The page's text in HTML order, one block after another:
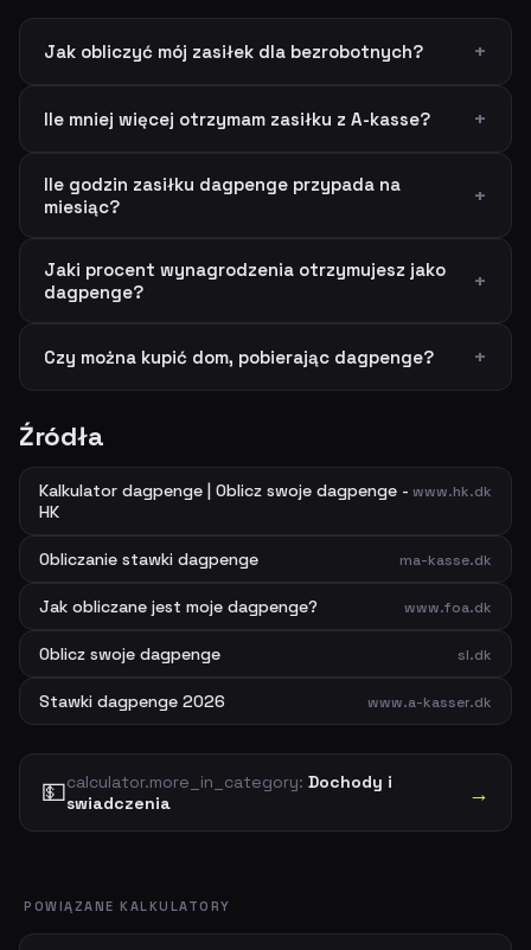
Jak obliczyć mój zasiłek dla bezrobotnych?
Ile mniej więcej otrzymam zasiłku z A-kasse?
Ile godzin zasiłku dagpenge przypada na
miesiąc?
Jaki procent wynagrodzenia otrzymujesz jako
dagpenge?
Czy można kupić dom, pobierając dagpenge?
Źródła
Kalkulator dagpenge | Oblicz swoje dagpenge -
HK
www.hk.dk
Obliczanie stawki dagpenge ma-kasse.dk
Jak obliczane jest moje dagpenge? www.foa.dk
Oblicz swoje dagpenge sl.dk
Stawki dagpenge 2026 www.a-kasser.dk
💵calculator.more_in_category: Dochody i
swiadczenia
→
POWIĄZANE KALKULATORY